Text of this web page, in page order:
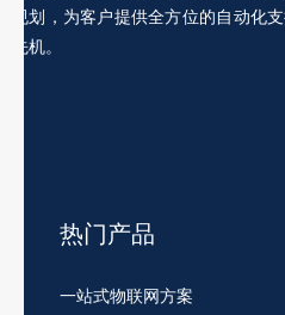
规划，为客户提供全方位的自动化
先机。
热门产品
一站式物联网方案